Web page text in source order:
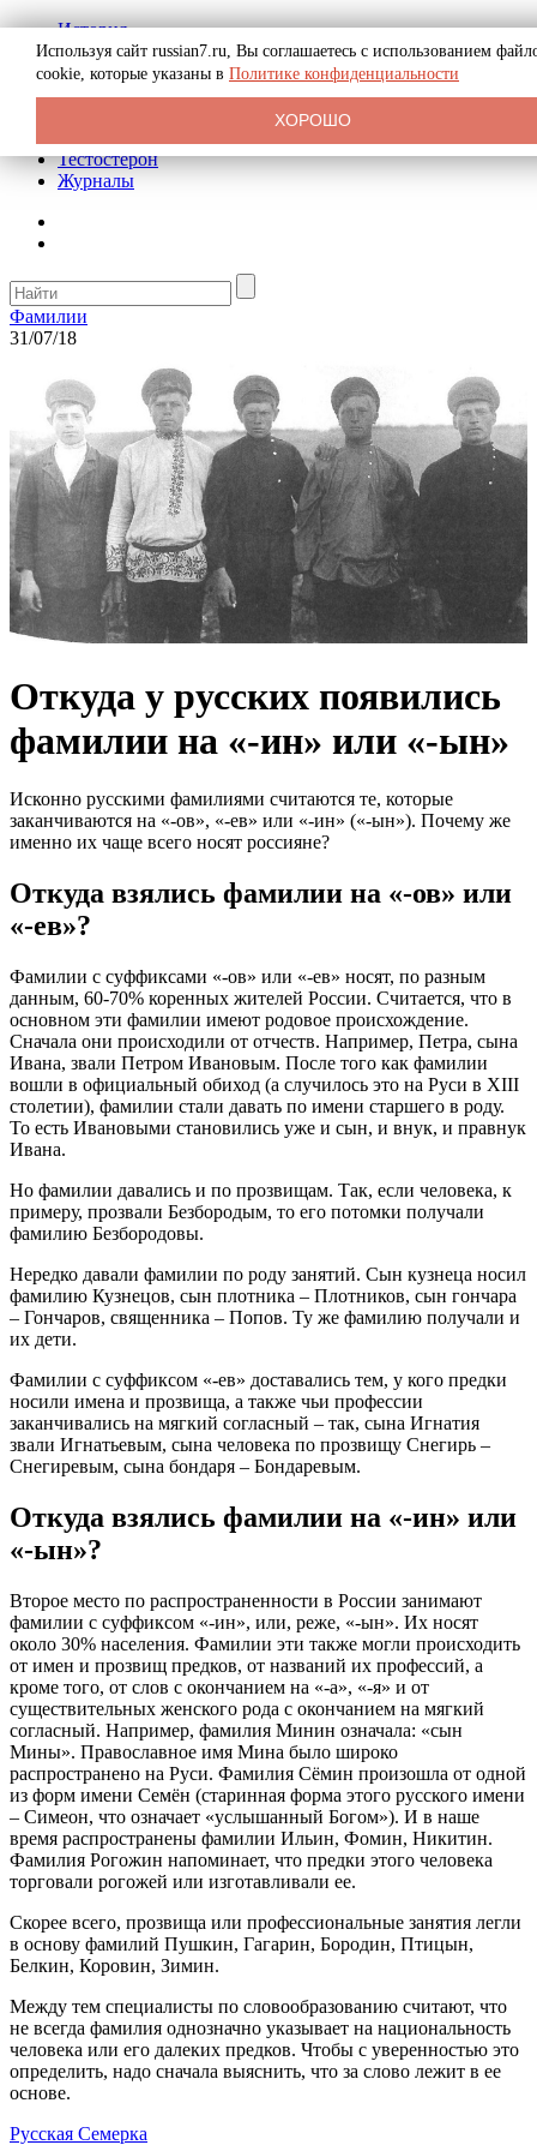
История
Биография
Криминал
Реклама на сайте
Тестостерон
Журналы
Фамилии
31/07/18
Откуда у русских появились
фамилии на «-ин» или «-ын»
Исконно русскими фамилиями считаются те, которые
заканчиваются на «-ов», «-ев» или «-ин» («-ын»). Почему же
именно их чаще всего носят россияне?
Откуда взялись фамилии на «-ов» или
«-ев»?
Фамилии с суффиксами «-ов» или «-ев» носят, по разным
данным, 60-70% коренных жителей России. Считается, что в
основном эти фамилии имеют родовое происхождение.
Сначала они происходили от отчеств. Например, Петра, сына
Ивана, звали Петром Ивановым. После того как фамилии
вошли в официальный обиход (а случилось это на Руси в XIII
столетии), фамилии стали давать по имени старшего в роду.
То есть Ивановыми становились уже и сын, и внук, и правнук
Ивана.
Но фамилии давались и по прозвищам. Так, если человека, к
примеру, прозвали Безбородым, то его потомки получали
фамилию Безбородовы.
Нередко давали фамилии по роду занятий. Сын кузнеца носил
фамилию Кузнецов, сын плотника – Плотников, сын гончара
– Гончаров, священника – Попов. Ту же фамилию получали и
их дети.
Фамилии с суффиксом «-ев» доставались тем, у кого предки
носили имена и прозвища, а также чьи профессии
заканчивались на мягкий согласный – так, сына Игнатия
звали Игнатьевым, сына человека по прозвищу Снегирь –
Снегиревым, сына бондаря – Бондаревым.
Откуда взялись фамилии на «-ин» или
«-ын»?
Второе место по распространенности в России занимают
фамилии с суффиксом «-ин», или, реже, «-ын». Их носят
около 30% населения. Фамилии эти также могли происходить
от имен и прозвищ предков, от названий их профессий, а
кроме того, от слов с окончанием на «-а», «-я» и от
существительных женского рода с окончанием на мягкий
согласный. Например, фамилия Минин означала: «сын
Мины». Православное имя Мина было широко
распространено на Руси. Фамилия Сёмин произошла от одной
из форм имени Семён (старинная форма этого русского имени
– Симеон, что означает «услышанный Богом»). И в наше
время распространены фамилии Ильин, Фомин, Никитин.
Фамилия Рогожин напоминает, что предки этого человека
торговали рогожей или изготавливали ее.
Скорее всего, прозвища или профессиональные занятия легли
в основу фамилий Пушкин, Гагарин, Бородин, Птицын,
Белкин, Коровин, Зимин.
Между тем специалисты по словообразованию считают, что
не всегда фамилия однозначно указывает на национальность
человека или его далеких предков. Чтобы с уверенностью это
определить, надо сначала выяснить, что за слово лежит в ее
основе.
Русская Семерка
Используя сайт russian7.ru, Вы соглашаетесь с использованием
cookie, которые указаны в Политике конфиденциальности
ХОРОШО